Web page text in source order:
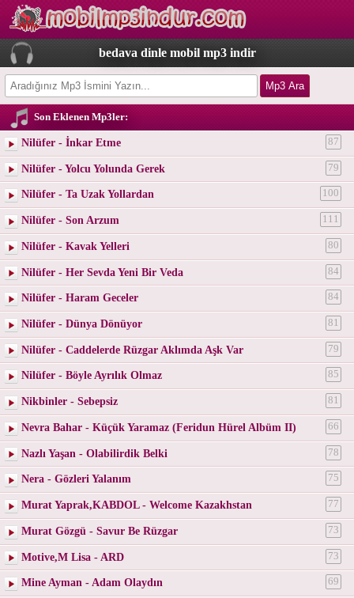
bedava dinle mobil mp3 indir
Son Eklenen Mp3ler:
Nilüfer - İnkar Etme 87
Nilüfer - Yolcu Yolunda Gerek 79
Nilüfer - Ta Uzak Yollardan 100
Nilüfer - Son Arzum 111
Nilüfer - Kavak Yelleri 80
Nilüfer - Her Sevda Yeni Bir Veda 84
Nilüfer - Haram Geceler 84
Nilüfer - Dünya Dönüyor 81
Nilüfer - Caddelerde Rüzgar Aklımda Aşk Var 79
Nilüfer - Böyle Ayrılık Olmaz 85
Nikbinler - Sebepsiz 81
Nevra Bahar - Küçük Yaramaz (Feridun Hürel Albüm II) 66
Nazlı Yaşan - Olabilirdik Belki 78
Nera - Gözleri Yalanım 75
Murat Yaprak,KABDOL - Welcome Kazakhstan 77
Murat Gözgü - Savur Be Rüzgar 73
Motive,M Lisa - ARD 73
Mine Ayman - Adam Olaydın 69